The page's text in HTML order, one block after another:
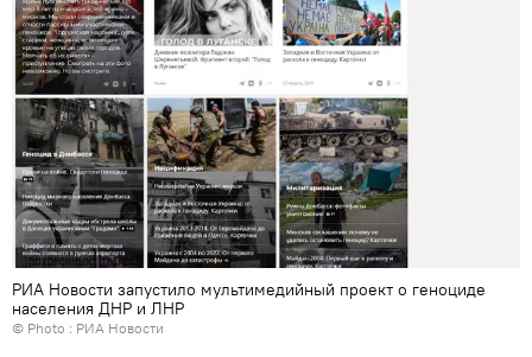
РИА Новости запустило мультимедийный проект о геноциде
населения ДНР и ЛНР
© Photo : РИА Новости